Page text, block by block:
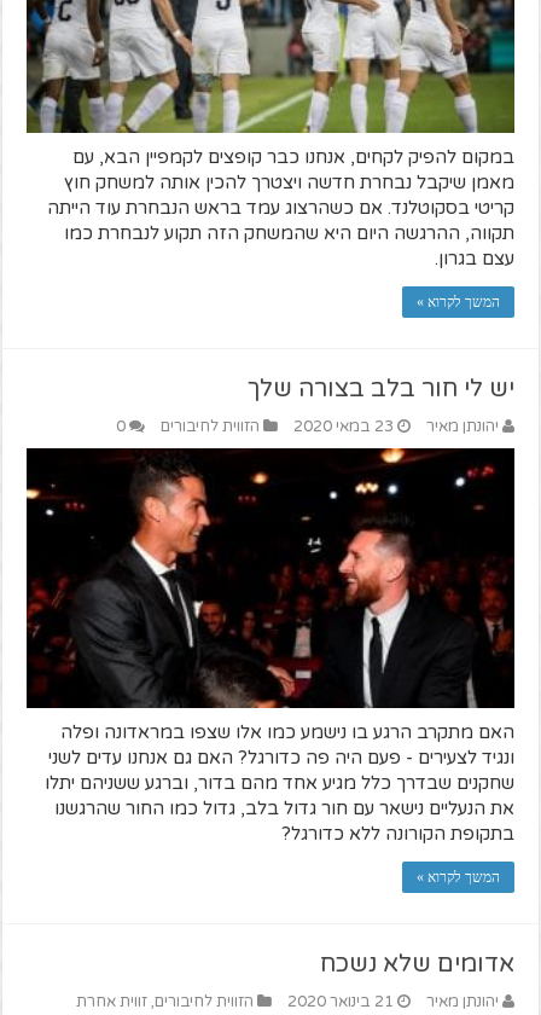
במקום להפיק לקחים, אנחנו כבר קופצים לקמפיין הבא, עם
מאמן שיקבל נבחרת חדשה ויצטרך להכין אותה למשחק חוץ
קריטי בסקוטלנד. אם כשהרצוג עמד בראש הנבחרת עוד הייתה
תקווה, ההרגשה היום היא שהמשחק הזה תקוע לנבחרת כמו
עצם בגרון.
המשך לקרוא »
יש לי חור בלב בצורה שלך
יהונתן מאיר 23 במאי 2020 הזווית לחיבורים 0
האם מתקרב הרגע בו נישמע כמו אלו שצפו במראדונה ופלה
ונגיד לצעירים - פעם היה פה כדורגל? האם גם אנחנו עדים לשני
שחקנים שבדרך כלל מגיע אחד מהם בדור, וברגע ששניהם יתלו
את הנעליים נישאר עם חור גדול בלב, גדול כמו החור שהרגשנו
בתקופת הקורונה ללא כדורגל?
המשך לקרוא »
אדומים שלא נשכח
יהונתן מאיר 21 בינואר 2020 הזווית לחיבורים,זווית אחרת